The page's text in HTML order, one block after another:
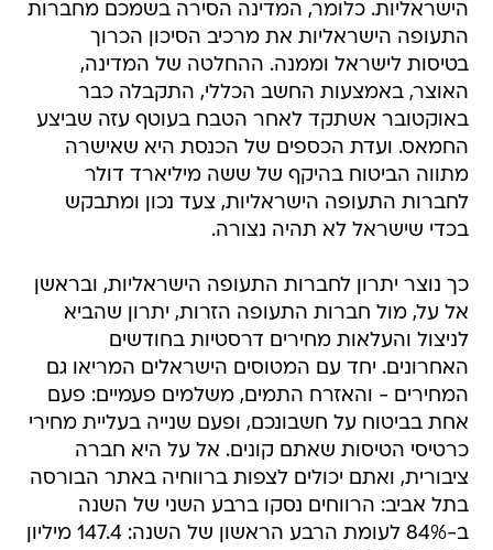
הישראליות. כלומר, המדינה הסירה בשמכם מחברות
התעופה הישראליות את מרכיב הסיכון הכרוך
בטיסות לישראל וממנה. ההחלטה של המדינה,
האוצר, באמצעות החשב הכללי, התקבלה כבר
באוקטובר אשתקד לאחר הטבח בעוטף עזה שביצע
החמאס. ועדת הכספים של הכנסת היא שאישרה
מתווה הביטוח בהיקף של ששה מיליארד דולר
לחברות התעופה הישראליות, צעד נכון ומתבקש
בכדי שישראל לא תהיה נצורה.
כך נוצר יתרון לחברות התעופה הישראליות, ובראשן
אל על, מול חברות התעופה הזרות, יתרון שהביא
לניצול והעלאות מחירים דרסטיות בחודשים
האחרונים. יחד עם המטוסים הישראלים המריאו גם
המחירים - והאזרח התמים, משלמים פעמיים: פעם
אחת בביטוח על חשבונכם, ופעם שנייה בעליית מחירי
כרטיסי הטיסות שאתם קונים. אל על היא חברה
ציבורית, ואתם יכולים לצפות ברווחיה באתר הבורסה
בתל אביב: הרווחים נסקו ברבע השני של השנה
ב-84% לעומת הרבע הראשון של השנה: 147.4 מיליון